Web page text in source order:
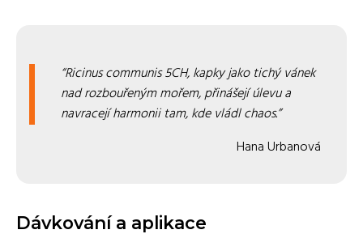
Ricinus communis 5CH, kapky jako tichý vánek
nad rozbouřeným mořem, přinášejí úlevu a
navracejí harmonii tam, kde vládl chaos.
Hana Urbanová
Dávkování a aplikace